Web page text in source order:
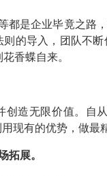
都是企业毕竟之路
的导入，团队不
香蝶自来。
造无限价值。自
现有的优势，做最
拓展。